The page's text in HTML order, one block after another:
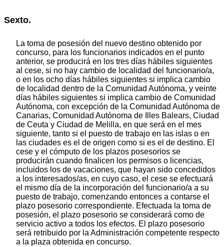
Sexto.
La toma de posesión del nuevo destino obtenido por
concurso, para los funcionarios indicados en el punto
anterior, se producirá en los tres días hábiles siguientes
al cese, si no hay cambio de localidad del funcionario/a,
o en los ocho días hábiles siguientes si implica cambio
de localidad dentro de la Comunidad Autónoma, y veinte
días hábiles siguientes si implica cambio de Comunidad
Autónoma, con excepción de la Comunidad Autónoma de
Canarias, Comunidad Autónoma de Illes Balears, Ciudad
de Ceuta y Ciudad de Melilla, en que será en el mes
siguiente, tanto si el puesto de trabajo en las islas o en
las ciudades es el de origen como si es el de destino. El
cese y el cómputo de los plazos posesorios se
producirán cuando finalicen los permisos o licencias,
incluidos los de vacaciones, que hayan sido concedidos
a los interesados/as, en cuyo caso, el cese se efectuará
el mismo día de la incorporación del funcionario/a a su
puesto de trabajo, comenzando entonces a contarse el
plazo posesorio correspondiente. Efectuada la toma de
posesión, el plazo posesorio se considerará como de
servicio activo a todos los efectos. El plazo posesorio
será retribuido por la Administración competente respecto
a la plaza obtenida en concurso.